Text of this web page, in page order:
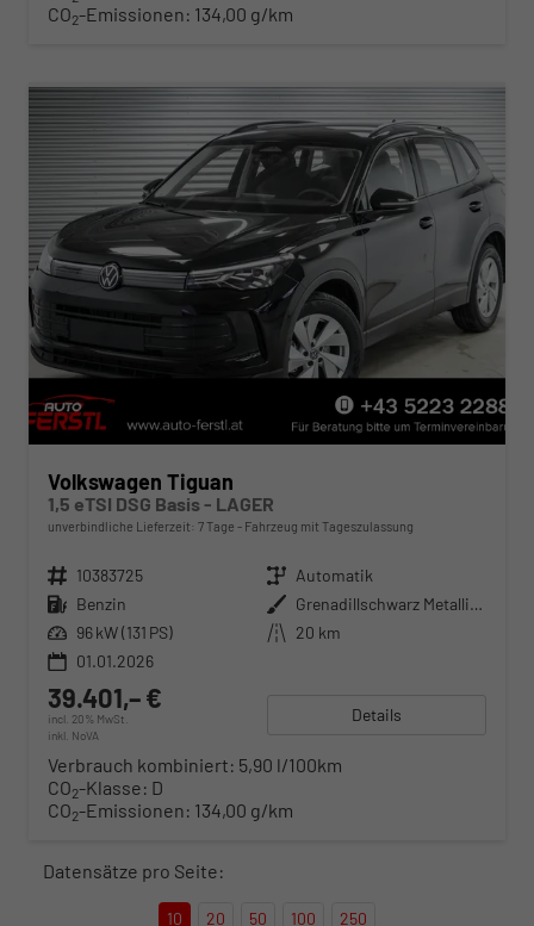
CO2-Emissionen: 134,00 g/km
Volkswagen Tiguan
1,5 eTSI DSG Basis - LAGER
unverbindliche Lieferzeit: 7 Tage Fahrzeug mit Tageszulassung
Fahrzeugnr. 10383725 Getriebe Automatik
Kraftstoff Benzin Außenfarbe
Grenadillschwarz Metallic (0E)
Leistung 96 kW (131 PS) Kilometerstand 20 km
01.01.2026
39.401,– €
incl. 20% MwSt.
inkl. NoVA
Details
Verbrauch kombiniert: 5,90 l/100km
CO2-Klasse: D
CO2-Emissionen: 134,00 g/km
Datensätze pro Seite:
10 20 50 100 250